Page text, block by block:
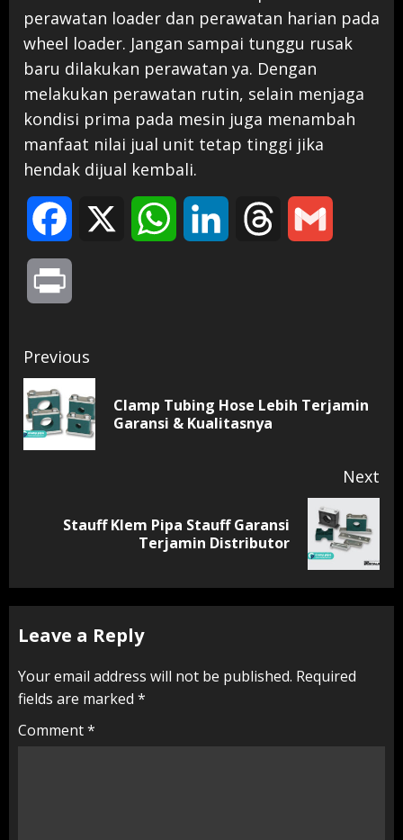
perawatan loader dan perawatan harian pada
wheel loader. Jangan sampai tunggu rusak
baru dilakukan perawatan ya. Dengan
melakukan perawatan rutin, selain menjaga
kondisi prima pada mesin juga menambah
manfaat nilai jual unit tetap tinggi jika
hendak dijual kembali.
Facebook WhatsAppLinkedIn Threads
Continue
Reading
Previous
Clamp Tubing Hose Lebih Terjamin
Garansi & Kualitasnya
Next
Stauff Klem Pipa Stauff Garansi
Terjamin Distributor
Leave a Reply
Your email address will not be published. Required
fields are marked *
Comment*